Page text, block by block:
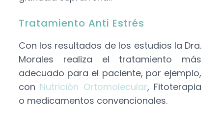
Tratamiento Anti Estrés
Con los resultados de los estudios la Dra.
Morales realiza el tratamiento más
adecuado para el paciente, por ejemplo,
con Nutrición Ortomolecular, Fitoterapia
o medicamentos convencionales.